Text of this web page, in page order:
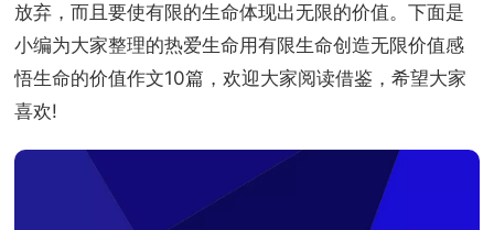
放弃，而且要使有限的生命体现出无限的价值。下面是
小编为大家整理的热爱生命用有限生命创造无限价值感
悟生命的价值作文10篇，欢迎大家阅读借鉴，希望大家
喜欢!